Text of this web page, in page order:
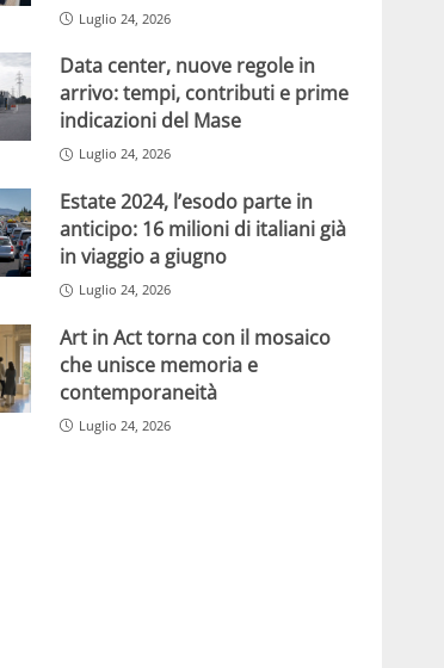
Luglio 24, 2026
Data center, nuove regole in
arrivo: tempi, contributi e prime
indicazioni del Mase
Luglio 24, 2026
Estate 2024, l’esodo parte in
anticipo: 16 milioni di italiani già
in viaggio a giugno
Luglio 24, 2026
Art in Act torna con il mosaico
che unisce memoria e
contemporaneità
Luglio 24, 2026